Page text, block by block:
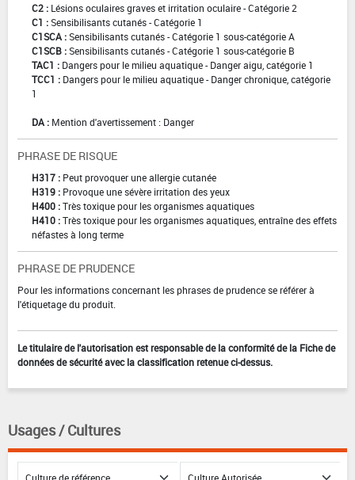
C2 : Lésions oculaires graves et irritation oculaire - Catégorie 2
C1 :Sensibilisants cutanés - Catégorie 1
C1SCA :Sensibilisants cutanés - Catégorie 1 sous-catégorie A
C1SCB :Sensibilisants cutanés - Catégorie 1 sous-catégorie B
TAC1 : Dangers pour le milieu aquatique - Danger aigu, catégorie 1
TCC1 : Dangers pour le milieu aquatique - Danger chronique, catégorie
1
DA : Mention d'avertissement : Danger
PHRASE DE RISQUE
H317 : Peut provoquer une allergie cutanée
H319 : Provoque une sévère irritation des yeux
H400 :Très toxique pour les organismes aquatiques
H410 :Très toxique pour les organismes aquatiques, entraîne des effets
néfastes à long terme
PHRASE DE PRUDENCE
Pour les informations concernant les phrases de prudence se référer à
l'étiquetage du produit.
Le titulaire de l'autorisation est responsable de la conformité de la Fiche de
données de sécurité avec la classification retenue ci-dessus.
Usages / Cultures